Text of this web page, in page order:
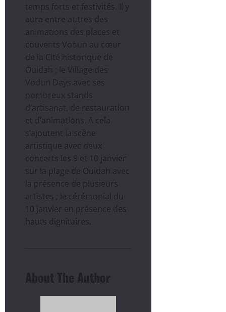
temps forts et festivités. Il y
aura entre autres des
animations des places et
couvents Vodun au cœur
de la Cité historique de
Ouidah ; le Village des
Vodun Days avec ses
nombreux stands
d’artisanat, de restauration
et d’animations. A cela
s’ajoutent la scène
artistique avec deux
concerts les 9 et 10 janvier
sur la plage de Ouidah avec
la présence de plusieurs
artistes ; le cérémonial du
10 janvier en présence des
hauts dignitaires.
About The Author